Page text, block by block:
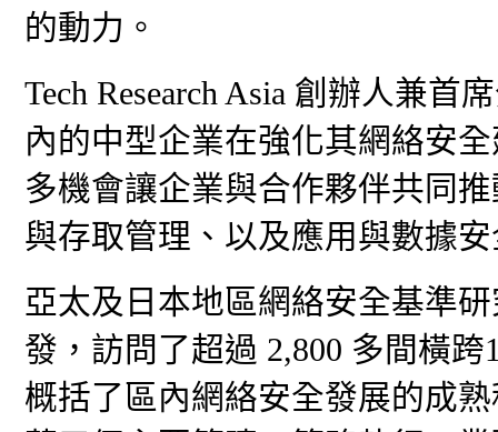
的動力。
Tech Research Asia 創辦人兼
內的中型企業在強化其網絡安
多機會讓企業與合作夥伴共同
與存取管理、以及應用與數據
亞太及日本地區網絡安全基準研
發，訪問了超過 2,800 多間橫
概括了區內網絡安全發展的成